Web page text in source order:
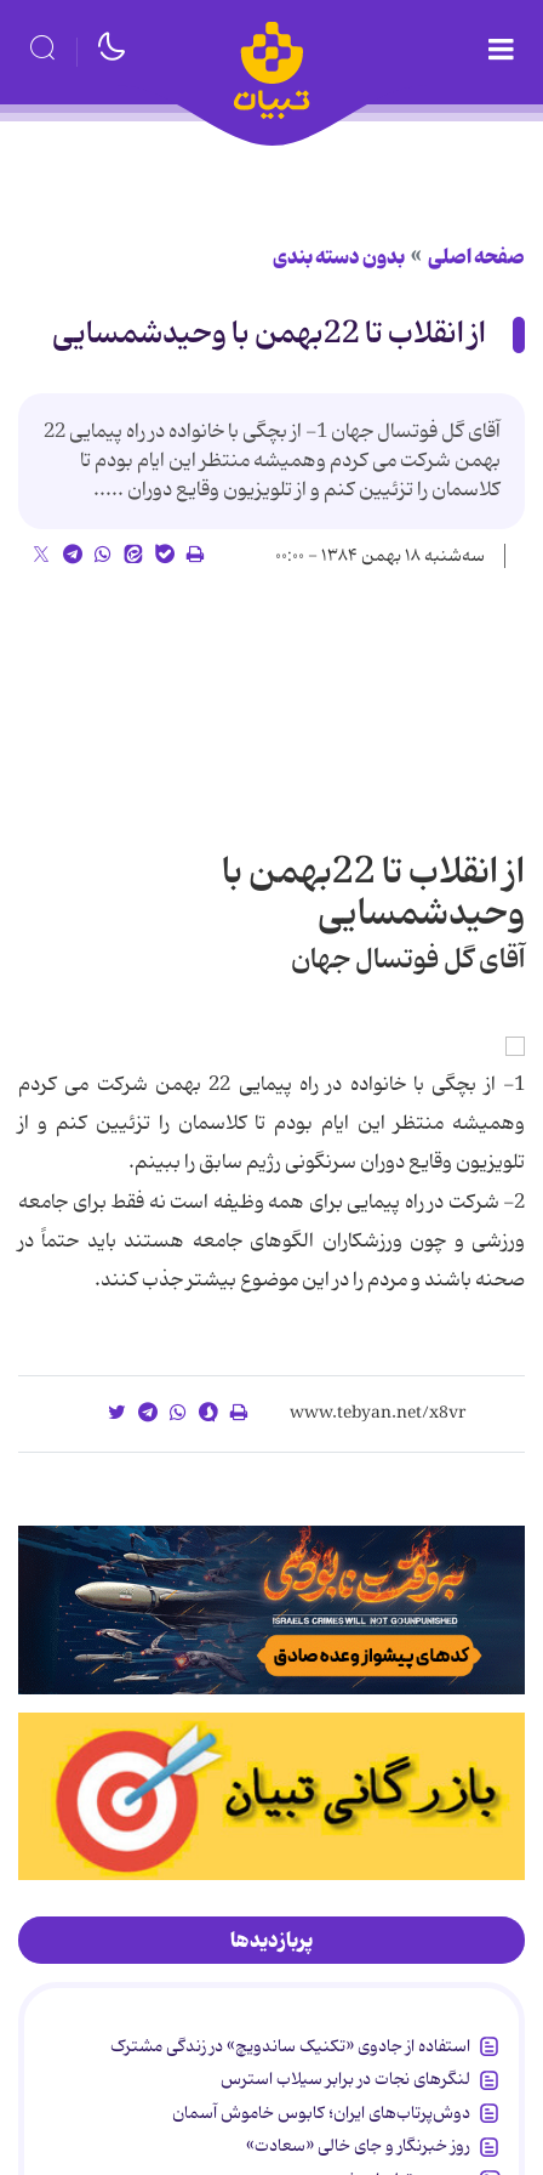
صفحه اصلی بدون دسته بندی
از انقلاب تا 22بهمن با وحیدشمسایی
آقای گل فوتسال جهان 1- از بچگی با خانواده در راه پیمایی 22
بهمن شرکت می کردم وهمیشه منتظر این ایام بودم تا
کلاسمان را تزئیین کنم و از تلویزیون وقایع دوران .....
سه‌شنبه ۱۸ بهمن ۱۳۸۴ - ۰۰:۰۰
از انقلاب تا 22بهمن با
وحیدشمسایی
آقای گل فوتسال جهان
1- از بچگی با خانواده در راه پیمایی 22 بهمن شرکت می کردم
وهمیشه منتظر این ایام بودم تا کلاسمان را تزئیین کنم و از
تلویزیون وقایع دوران سرنگونی رژیم سابق را ببینم.
2- شرکت در راه پیمایی برای همه وظیفه است نه فقط برای جامعه
ورزشی و چون ورزشکاران الگوهای جامعه هستند باید حتماً در
صحنه باشند و مردم را در این موضوع بیشتر جذب کنند.
پربازدیدها
استفاده از جادوی «تکنیک ساندویچ» در زندگی مشترک
لنگرهای نجات در برابر سیلاب استرس
دوش‌پرتاب‌های ایران؛ کابوس خاموش آسمان
روز خبرنگار و جای خالی «سعادت»